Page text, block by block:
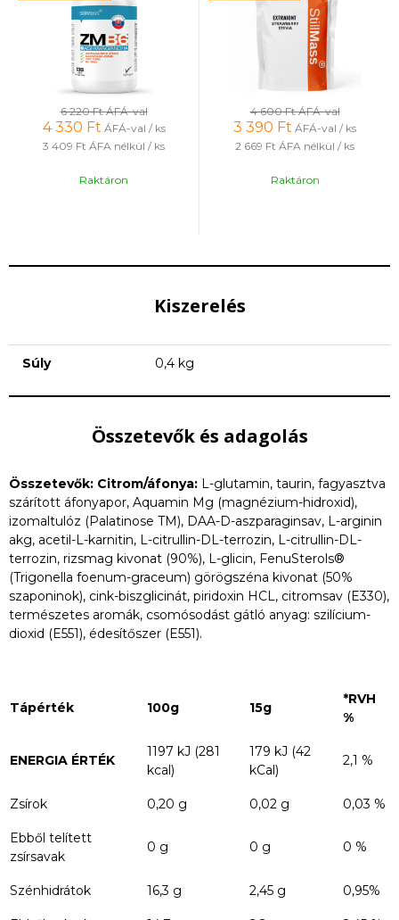
6 220 FtÁFÁ-val
4 330 Ft ÁFÁ-val / ks
3 409 Ft ÁFA nélkül / ks
Raktáron
4 600 FtÁFÁ-val
3 390 Ft ÁFÁ-val / ks
2 669 Ft ÁFA nélkül / ks
Raktáron
Kiszerelés
Súly 0,4 kg
Összetevők és adagolás
Összetevők: Citrom/áfonya: L-glutamin, taurin, fagyasztva
szárított áfonyapor, Aquamin Mg (magnézium-hidroxid),
izomaltulóz (Palatinose TM), DAA-D-aszparaginsav, L-arginin
akg, acetil-L-karnitin, L-citrullin-DL-terrozin, L-citrullin-DL-
terrozin, rizsmag kivonat (90%), L-glicin, FenuSterols®
(Trigonella foenum-graceum) görögszéna kivonat (50%
szaponinok), cink-biszglicinát, piridoxin HCL, citromsav (E330),
természetes aromák, csomósodást gátló anyag: szilícium-
dioxid (E551), édesítőszer (E551).
Tápérték 100g 15g
*RVH
%
ENERGIA ÉRTÉK
1197 kJ (281
kcal)
179 kJ (42
kCal)
2,1 %
Zsírok 0,20 g 0,02 g 0,03 %
Ebből telített
zsírsavak
0 g 0 g 0 %
Szénhidrátok 16,3 g 2,45 g 0,95%